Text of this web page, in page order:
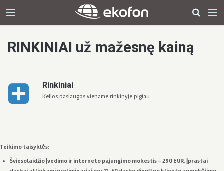
RINKINIAI už mažesnę kainą
Rinkiniai
Kelios paslaugos viename rinkinyje pigiau
Teikimo taisyklės:
Šviesolaidžio įvedimo ir interneto pajungimo mokestis – 290 EUR. Įprastai